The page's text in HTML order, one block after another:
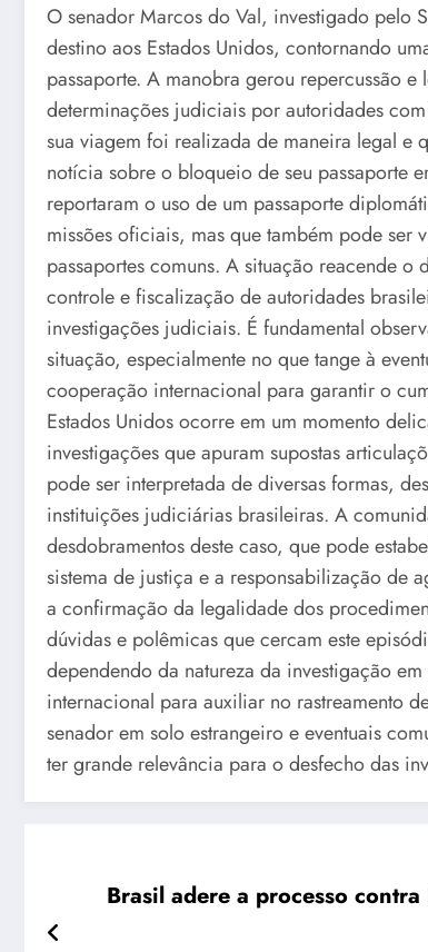
O senador Marcos do Val, investigado pelo
destino aos Estados Unidos, contornando
passaporte. A manobra gerou repercussão
determinações judiciais por autoridades
sua viagem foi realizada de maneira legal e
notícia sobre o bloqueio de seu passaporte
reportaram o uso de um passaporte
missões oficiais, mas que também pode ser
passaportes comuns. A situação reacende
controle e fiscalização de autoridades
investigações judiciais. É fundamental
situação, especialmente no que tange à
cooperação internacional para garantir o
Estados Unidos ocorre em um momento
investigações que apuram supostas
pode ser interpretada de diversas formas,
instituições judiciárias brasileiras. A
desdobramentos deste caso, que pode
sistema de justiça e a responsabilização de
a confirmação da legalidade dos
dúvidas e polêmicas que cercam este
dependendo da natureza da investigação
internacional para auxiliar no rastreamento
senador em solo estrangeiro e eventuais
ter grande relevância para o desfecho das
Brasil adere a processo